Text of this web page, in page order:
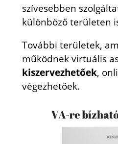
szívesebben
különböző területen
További területek,
működnek virtuális
kiszervezhetőek,
végezhetőek.